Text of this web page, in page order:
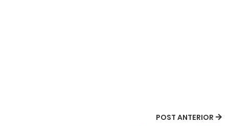
POST ANTERIOR